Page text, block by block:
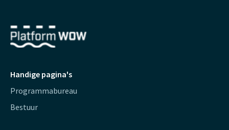
Handige pagina's
Programmabureau
Bestuur